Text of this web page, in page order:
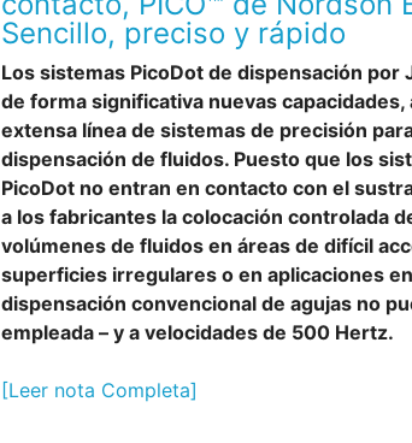
Sencillo, preciso y rápido
Los sistemas PicoDot de dispensación por
de forma significativa nuevas capacidades,
extensa línea de sistemas de precisión
dispensación de fluidos. Puesto que los
PicoDot no entran en contacto con el
a los fabricantes la colocación controlada
volúmenes de fluidos en áreas de difícil
superficies irregulares o en aplicaciones
dispensación convencional de agujas no
empleada – y a velocidades de 500 Hertz.
[Leer nota Completa]